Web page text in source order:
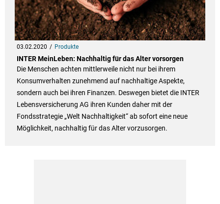
03.02.2020 Produkte
INTER MeinLeben: Nachhaltig für das Alter vorsorgen
Die Menschen achten mittlerweile nicht nur bei ihrem
Konsumverhalten zunehmend auf nachhaltige Aspekte,
sondern auch bei ihren Finanzen. Deswegen bietet die INTER
Lebensversicherung AG ihren Kunden daher mit der
Fondsstrategie „Welt Nachhaltigkeit“ ab sofort eine neue
Möglichkeit, nachhaltig für das Alter vorzusorgen.